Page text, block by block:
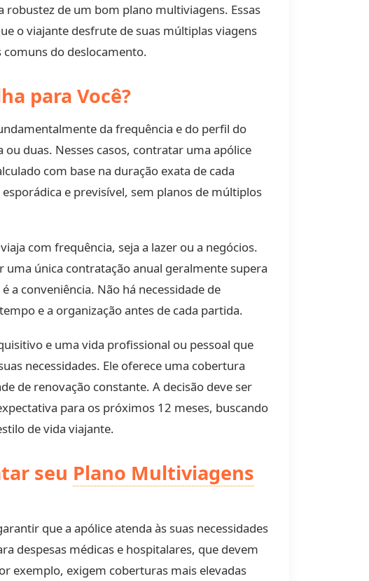
de um bom plano multiviagens. Essas
o viajante desfrute de suas múltiplas viagens
do deslocamento.
para Você?
da frequência e do perfil do
duas. Nesses casos, contratar uma apólice
com base na duração exata de cada
e previsível, sem planos de múltiplos
com frequência, seja a lazer ou a negócios.
uma única contratação anual geralmente supera
a conveniência. Não há necessidade de
e a organização antes de cada partida.
e uma vida profissional ou pessoal que
necessidades. Ele oferece uma cobertura
de renovação constante. A decisão deve ser
para os próximos 12 meses, buscando
de vida viajante.
seu Plano Multiviagens
que a apólice atenda às suas necessidades
despesas médicas e hospitalares, que devem
exemplo, exigem coberturas mais elevadas